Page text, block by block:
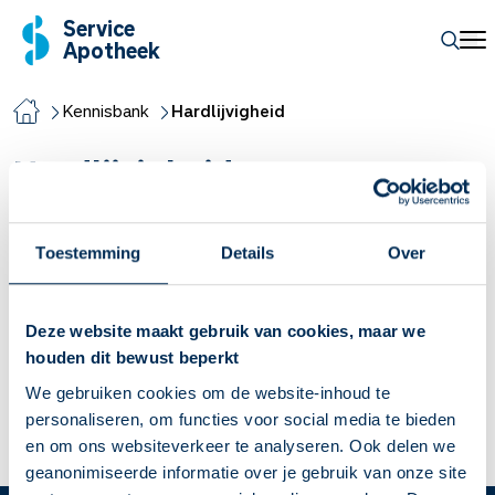
Toestemming Details Over
Deze website maakt gebruik van cookies, maar we
houden dit bewust beperkt
We gebruiken cookies om de website-inhoud te
personaliseren, om functies voor social media te bieden
en om ons websiteverkeer te analyseren. Ook delen we
geanonimiseerde informatie over je gebruik van onze site
Service
Apotheek
Kennisbank Hardlijvigheid
Hardlijvigheid
Verstopping
Bij verstopping lukt het niet goed om te poepen. Hoe vaak
één moet 3 keer op een dag, de ander 3 keer per week.
Wanneer je minder dan drie keer per week poept, heb je last
van verstopping. Andere woorden voor verstopping zijn
obstipatie, constipatie en hardlijvigheid.
Lees meer